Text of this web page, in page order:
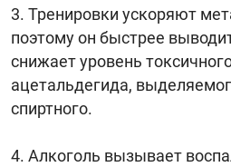
Тренировки ускоряют
поэтому он быстрее
снижает уровень
ацетальдегида,
спиртного.
Алкоголь вызывает